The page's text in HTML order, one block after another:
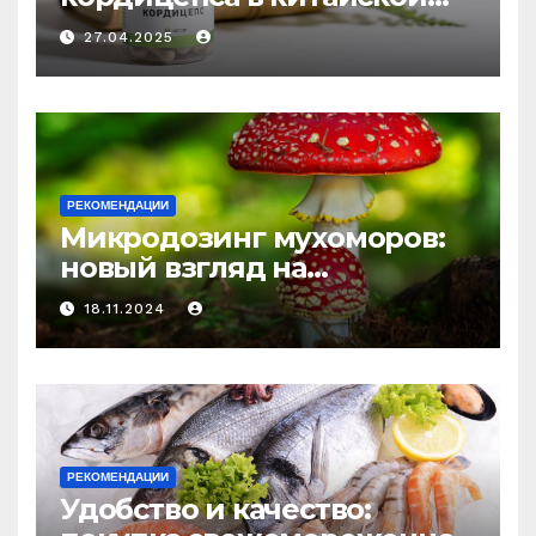
медицине: природное
средство против усталости
и истощения
27.04.2025
РЕКОМЕНДАЦИИ
Микродозинг мухоморов:
новый взгляд на
психоделику
18.11.2024
РЕКОМЕНДАЦИИ
Удобство и качество: